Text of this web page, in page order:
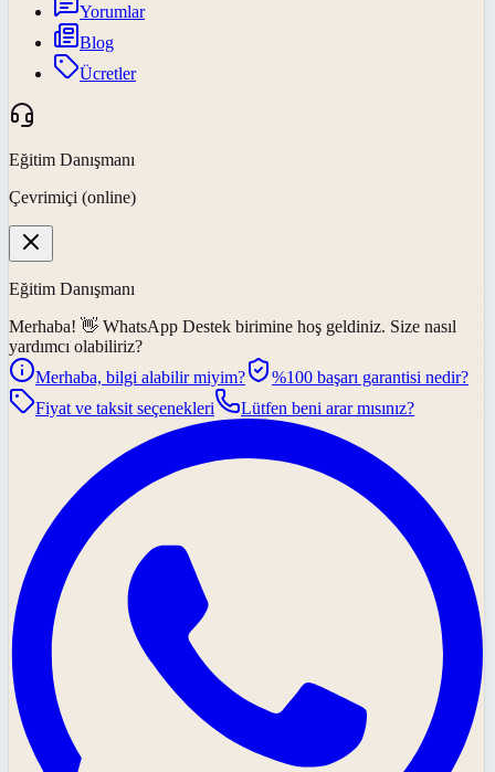
Yorumlar
Blog
Ücretler
Eğitim Danışmanı
Çevrimiçi (online)
Eğitim Danışmanı
Merhaba! 👋 WhatsApp Destek birimine hoş geldiniz. Size nasıl
yardımcı olabiliriz?
Merhaba, bilgi alabilir miyim?
%100 başarı garantisi nedir?
Fiyat ve taksit seçenekleri
Lütfen beni arar mısınız?